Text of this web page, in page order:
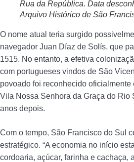
Rua da República. Data
Arquivo Histórico de São
O nome atual teria surgido
navegador Juan Díaz de Solís, que
1515. No entanto, a efetiva
com portugueses vindos de São
povoado foi reconhecido oficialmente
Vila Nossa Senhora da Graça do Rio
anos depois.
Com o tempo, São Francisco do Sul
estratégico. “A economia no início
cordoaria, açúcar, farinha e cachaça,